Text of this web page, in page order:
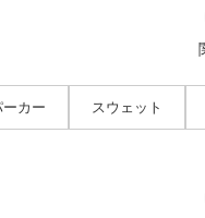
ーカー スウェット